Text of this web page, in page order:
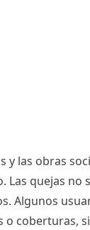
las obras
quejas
Algunos